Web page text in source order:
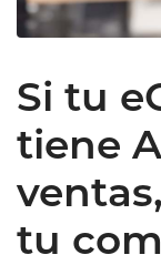
Si tu
tiene
tu